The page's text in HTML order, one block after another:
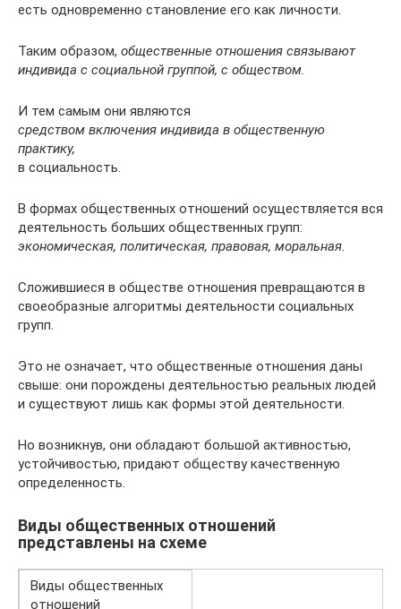
есть одновременно становление его как личности.
Таким образом, общественные отношения связывают
индивида с социальной группой, с обществом.
И тем самым они являются
средством включения индивида в общественную
практику,
в социальность.
В формах общественных отношений осуществляется вся
деятельность больших общественных групп:
экономическая, политическая, правовая, моральная.
Сложившиеся в обществе отношения превращаются в
своеобразные алгоритмы деятельности социальных
групп.
Это не означает, что общественные отношения даны
свыше: они порождены деятельностью реальных людей
и существуют лишь как формы этой деятельности.
Но возникнув, они обладают большой активностью,
устойчивостью, придают обществу качественную
определенность.
Виды общественных отношений
представлены на схеме
Виды общественных
отношений